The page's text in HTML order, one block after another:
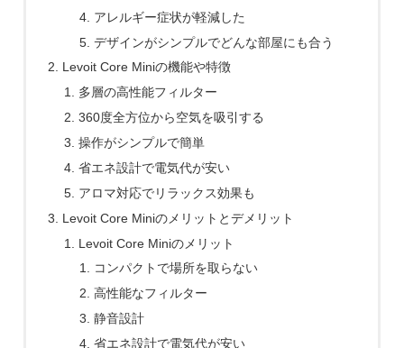
アレルギー症状が軽減した
デザインがシンプルでどんな部屋にも合う
Levoit Core Miniの機能や特徴
多層の高性能フィルター
360度全方位から空気を吸引する
操作がシンプルで簡単
省エネ設計で電気代が安い
アロマ対応でリラックス効果も
Levoit Core Miniのメリットとデメリット
Levoit Core Miniのメリット
コンパクトで場所を取らない
高性能なフィルター
静音設計
省エネ設計で電気代が安い